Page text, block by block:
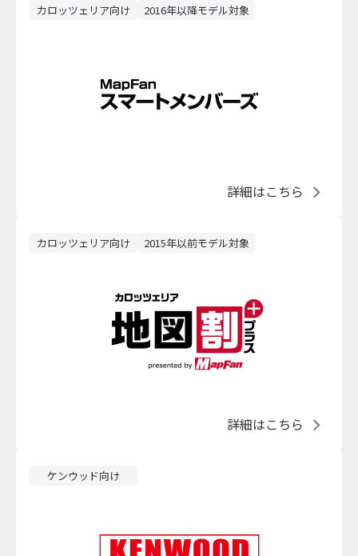
カロッツェリア向け 2016年以降モデル対象
詳細はこちら
カロッツェリア向け 2015年以前モデル対象
詳細はこちら
ケンウッド向け